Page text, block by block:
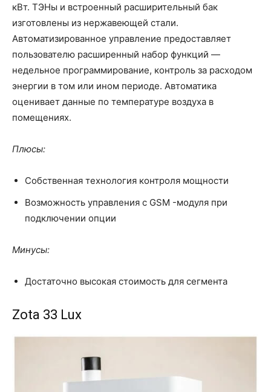
кВт. ТЭНы и встроенный расширительный бак
изготовлены из нержавеющей стали.
Автоматизированное управление предоставляет
пользователю расширенный набор функций —
недельное программирование, контроль за расходом
энергии в том или ином периоде. Автоматика
оценивает данные по температуре воздуха в
помещениях.
Плюсы:
Собственная технология контроля мощности
Возможность управления с GSM -модуля при
подключении опции
Минусы:
Достаточно высокая стоимость для сегмента
Zota 33 Lux